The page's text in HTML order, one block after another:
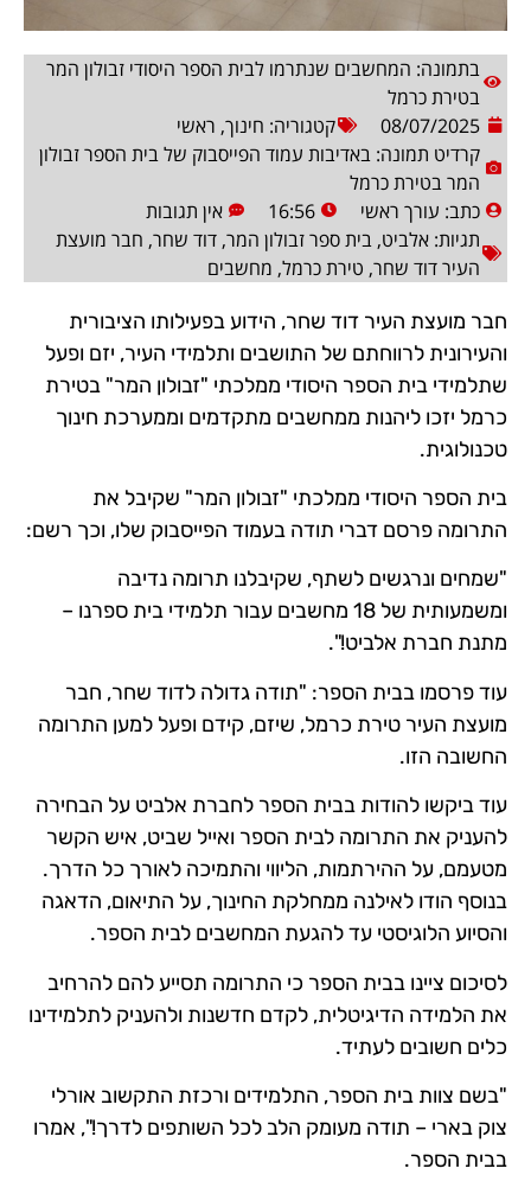
בתמונה: המחשבים שנתרמו לבית הספר היסודי זבולון המר
בטירת כרמל
08/07/2025
קטגוריה: חינוך, ראשי
קרדיט תמונה: באדיבות עמוד הפייסבוק של בית הספר זבולון
המר בטירת כרמל
כתב: עורך ראשי 16:56
אין תגובות
תגיות: אלביט, בית ספר זבולון המר, דוד שחר, חבר מועצת
העיר דוד שחר, טירת כרמל, מחשבים
חבר מועצת העיר דוד שחר, הידוע בפעילותו הציבורית
והעירונית לרווחתם של התושבים ותלמידי העיר, יזם ופעל
שתלמידי בית הספר היסודי ממלכתי "זבולון המר" בטירת
כרמל יזכו ליהנות ממחשבים מתקדמים וממערכת חינוך
טכנולוגית.
בית הספר היסודי ממלכתי "זבולון המר" שקיבל את
התרומה פרסם דברי תודה בעמוד הפייסבוק שלו, וכך רשם:
"שמחים ונרגשים לשתף, שקיבלנו תרומה נדיבה
ומשמעותית של 18 מחשבים עבור תלמידי בית ספרנו –
מתנת חברת אלביט!".
עוד פרסמו בבית הספר: "תודה גדולה לדוד שחר, חבר
מועצת העיר טירת כרמל, שיזם, קידם ופעל למען התרומה
החשובה הזו.
עוד ביקשו להודות בבית הספר לחברת אלביט על הבחירה
להעניק את התרומה לבית הספר ואייל שביט, איש הקשר
מטעמם, על ההירתמות, הליווי והתמיכה לאורך כל הדרך.
בנוסף הודו לאילנה ממחלקת החינוך, על התיאום, הדאגה
והסיוע הלוגיסטי עד להגעת המחשבים לבית הספר.
לסיכום ציינו בבית הספר כי התרומה תסייע להם להרחיב
את הלמידה הדיגיטלית, לקדם חדשנות ולהעניק לתלמידינו
כלים חשובים לעתיד.
"בשם צוות בית הספר, התלמידים ורכזת התקשוב אורלי
צוק בארי – תודה מעומק הלב לכל השותפים לדרך!", אמרו
בבית הספר.